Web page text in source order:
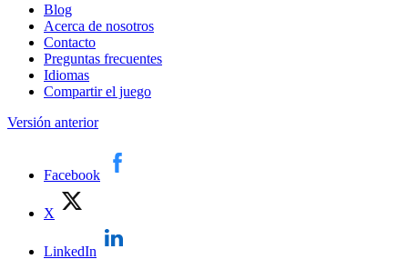
Blog
Acerca de nosotros
Contacto
Preguntas frecuentes
Idiomas
Compartir el juego
Versión anterior
Facebook
X
LinkedIn